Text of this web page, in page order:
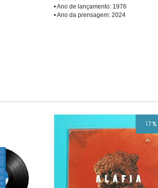
• Ano de lançamento: 1976
• Ano da prensagem: 2024
17%